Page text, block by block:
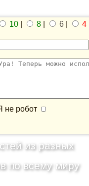
10| 8| 6| 4|
не робот
из разных
по всему миру